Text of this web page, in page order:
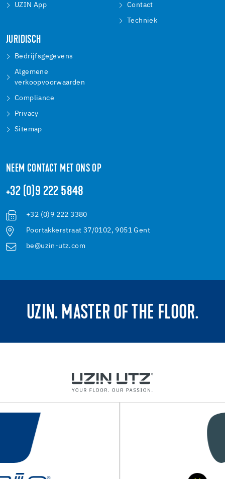
UZIN App Contact
Techniek
JURIDISCH
Bedrijfsgegevens
Algemene
verkoopvoorwaarden
Compliance
Privacy
Sitemap
NEEM CONTACT MET ONS OP
+32 (0)9 222 5848
+32 (0)9 222 3380
Poortakkerstraat 37/0102, 9051 Gent
be@uzin-utz.com
UZIN. MASTER OF THE FLOOR.